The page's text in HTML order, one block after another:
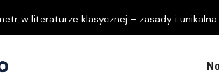
w literaturze klasycznej – zasady i